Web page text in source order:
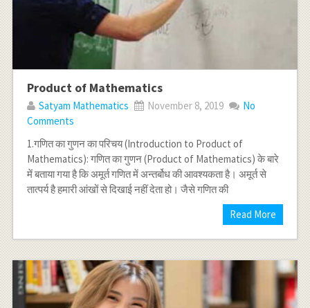
Product of Mathematics
Satyam Mathematics November 8, 2019
No
Comments
1.गणित का गुणन का परिचय (Introduction to Product of
Mathematics): गणित का गुणन (Product of Mathematics) के बारे
में बताया गया है कि अमूर्त गणित में अन्तर्बोध की आवश्यकता है। अमूर्त से
तात्पर्य है हमारी आंखों से दिखाई नहीं देता हो। जैसे गणित की
Read More